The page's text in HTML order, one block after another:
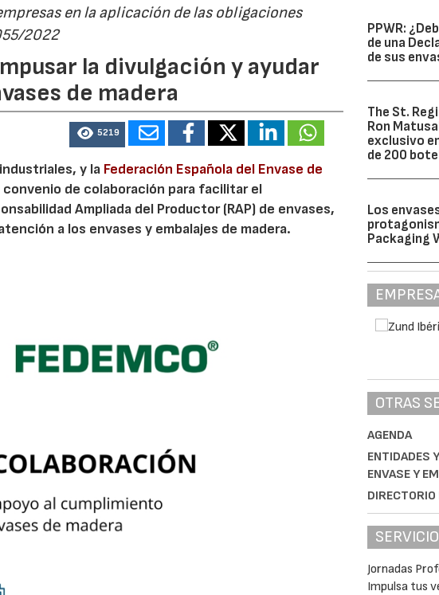
en la aplicación de las obligaciones
2022
la divulgación y ayudar
de madera
5219
y la Federación Española del Envase de
convenio de colaboración para facilitar el
Ampliada del Productor (RAP) de envases,
a los envases y embalajes de madera.
PPWR:
de una
de sus
The St.
Ron
exclusivo
de 200
Los
Packaging
OTRAS
AGENDA
ENTIDADES
ENVASE Y
Jornadas
Impulsa tus